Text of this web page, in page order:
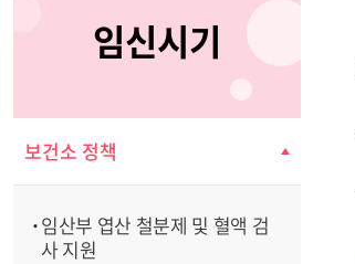
임신시기
보건소 정책
임산부 엽산 철분제 및 혈액 검
사 지원